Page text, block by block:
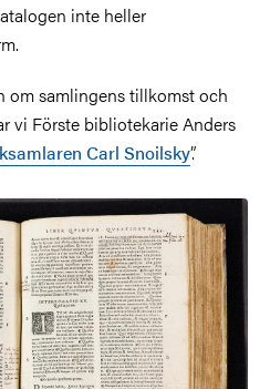
inte heller
om samlingens tillkomst och
vi Förste bibliotekarie Anders
Carl Snoilsky”.